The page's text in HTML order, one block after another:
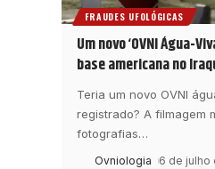
FRAUDES UFOLÓGICAS
Um novo ‘OVNI Água-
base americana no
Teria um novo OVNI
registrado? A filmagem
fotografias…
Ovniologia 6 de julho